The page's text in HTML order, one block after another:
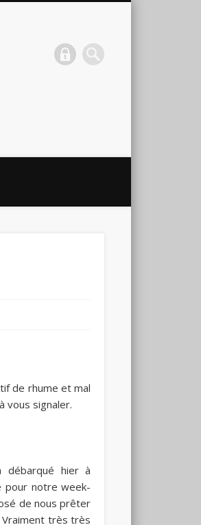
de rhume et mal
vous signaler.
débarqué hier à
pour notre week-
de nous prêter
Vraiment très très